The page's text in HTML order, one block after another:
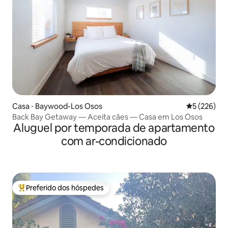
Casa ⋅ Baywood-Los Osos 5 de uma
5 (226)
Back Bay Getaway — Aceita cães — Casa em Los Osos
Aluguel por temporada de apartamento
com ar-condicionado
Entre os melhores preferidos dos hóspedes
Preferido dos hóspedes